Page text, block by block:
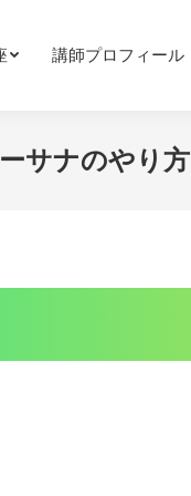
講師プロフィール
サナのやり方